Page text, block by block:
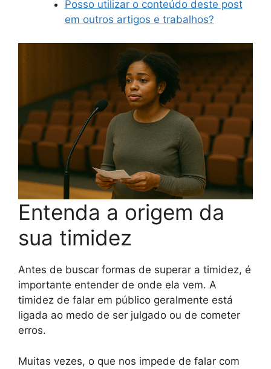
Posso utilizar o conteúdo deste post
em outros artigos e trabalhos?
Entenda a origem da
sua timidez
Antes de buscar formas de superar a timidez, é
importante entender de onde ela vem. A
timidez de falar em público geralmente está
ligada ao medo de ser julgado ou de cometer
erros.
Muitas vezes, o que nos impede de falar com